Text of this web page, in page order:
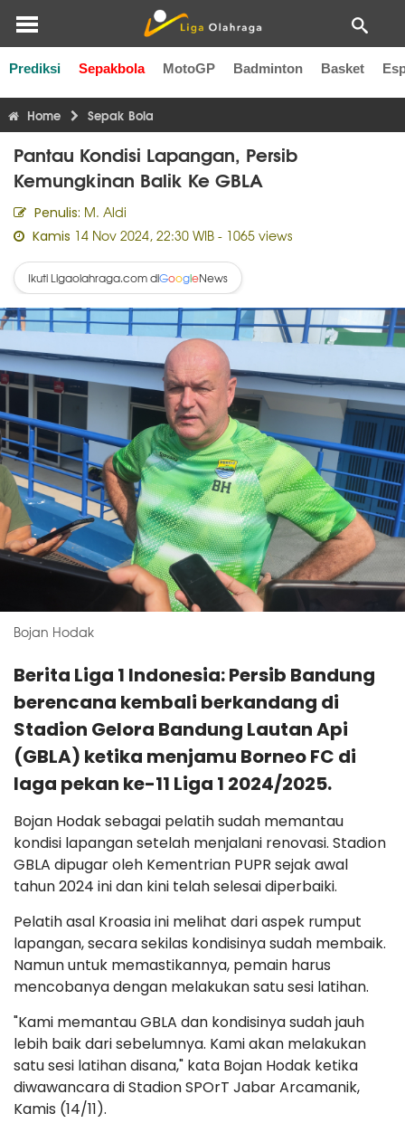
Prediksi Sepakbola MotoGP Badminton Basket
Liga Inggris Liga Italia Liga Spanyol Liga Perancis
Home Sepak Bola
Pantau Kondisi Lapangan, Persib
Kemungkinan Balik Ke GBLA
Penulis: M. Aldi
Kamis 14 Nov 2024, 22:30 WIB - 1065 views
Ikuti Ligaolahraga.com diGoogleNews
Bojan Hodak
Berita Liga 1 Indonesia: Persib Bandung
berencana kembali berkandang di
Stadion Gelora Bandung Lautan Api
(GBLA) ketika menjamu Borneo FC di
laga pekan ke-11 Liga 1 2024/2025.
Bojan Hodak sebagai pelatih sudah memantau
kondisi lapangan setelah menjalani renovasi. Stadion
GBLA dipugar oleh Kementrian PUPR sejak awal
tahun 2024 ini dan kini telah selesai diperbaiki.
Pelatih asal Kroasia ini melihat dari aspek rumput
lapangan, secara sekilas kondisinya sudah membaik.
Namun untuk memastikannya, pemain harus
mencobanya dengan melakukan satu sesi latihan.
"Kami memantau GBLA dan kondisinya sudah jauh
lebih baik dari sebelumnya. Kami akan melakukan
satu sesi latihan disana," kata Bojan Hodak ketika
diwawancara di Stadion SPOrT Jabar Arcamanik,
Kamis (14/11).